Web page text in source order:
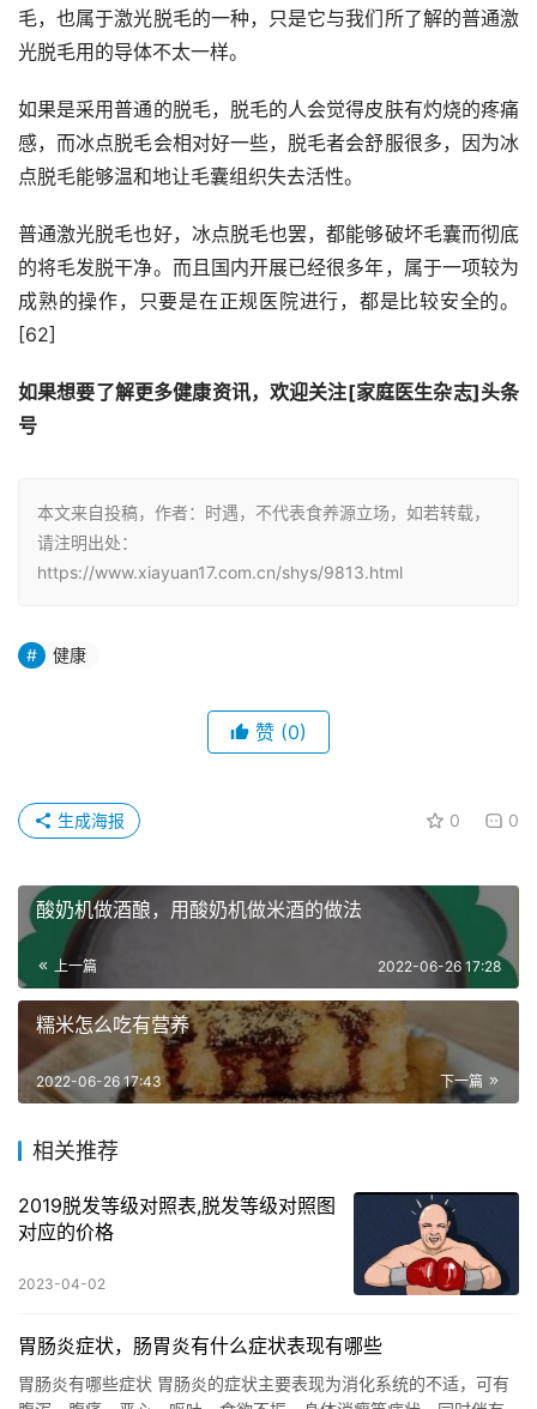
毛，也属于激光脱毛的一种，只是它与我们所了解的普通激
光脱毛用的导体不太一样。
如果是采用普通的脱毛，脱毛的人会觉得皮肤有灼烧的疼痛
感，而冰点脱毛会相对好一些，脱毛者会舒服很多，因为冰
点脱毛能够温和地让毛囊组织失去活性。
普通激光脱毛也好，冰点脱毛也罢，都能够破坏毛囊而彻底
的将毛发脱干净。而且国内开展已经很多年，属于一项较为
成熟的操作，只要是在正规医院进行，都是比较安全的。
[62]
如果想要了解更多健康资讯，欢迎关注[家庭医生杂志]头条
号
本文来自投稿，作者：时遇，不代表食养源立场，如若转载，
请注明出处：
https://www.xiayuan17.com.cn/shys/9813.html
健康
赞 (0)
0 0
生成海报
酸奶机做酒酿，用酸奶机做米酒的做法
上一篇 2022-06-26 17:28
糯米怎么吃有营养
下一篇
2022-06-26 17:43
相关推荐
2019脱发等级对照表,脱发等级对照图
对应的价格
2023-04-02
胃肠炎症状，肠胃炎有什么症状表现有哪些
胃肠炎有哪些症状 胃肠炎的症状主要表现为消化系统的不适，可有